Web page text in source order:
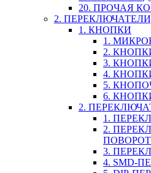
20. ПРОЧАЯ
2.
1. КНОПКИ
1.
2.
3.
4.
5.
6.
2.
1.
2.
3.
4. SMD-